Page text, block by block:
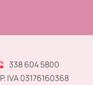
338 604 5800
P. IVA 03176160368